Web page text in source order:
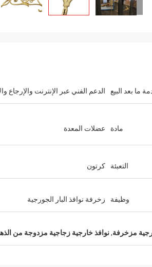
ما بعد البيع الدعم الفني عبر الإنترنت والإرجاع
مادة عضلات المعدة
التعبئة كرتون
وظيفة زخرفة نوافذ البار الجورجية
مزخرفة,نوافذ خارجية زجاجية مزدوجة من